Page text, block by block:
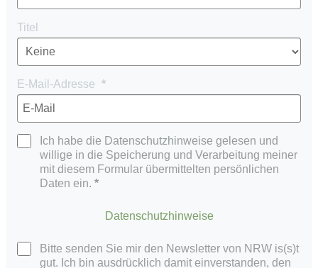
Titel
E-Mail-Adresse
Ich habe die Datenschutzhinweise gelesen und
willige in die Speicherung und Verarbeitung meiner
mit diesem Formular übermittelten persönlichen
Daten ein.
Datenschutzhinweise
Bitte senden Sie mir den Newsletter von NRW is(s)t
gut. Ich bin ausdrücklich damit einverstanden, den